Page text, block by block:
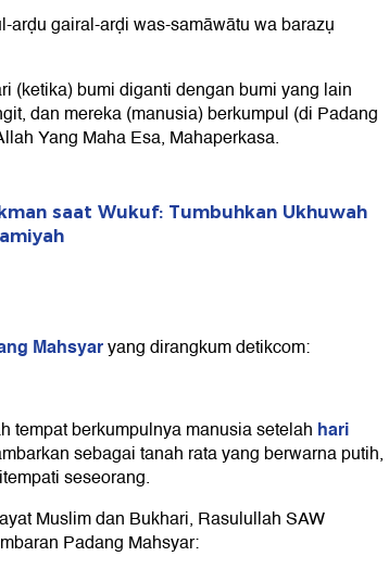
arḍu gairal-arḍi was-samāwātu wa barazụ
(ketika) bumi diganti dengan bumi yang lain
dan mereka (manusia) berkumpul (di Padang
Yang Maha Esa, Mahaperkasa.
saat Wukuf: Tumbuhkan Ukhuwah
Mahsyaryang dirangkum detikcom:
tempat berkumpulnya manusia setelah hari
sebagai tanah rata yang berwarna putih,
seseorang.
Muslim dan Bukhari, Rasulullah SAW
Padang Mahsyar: